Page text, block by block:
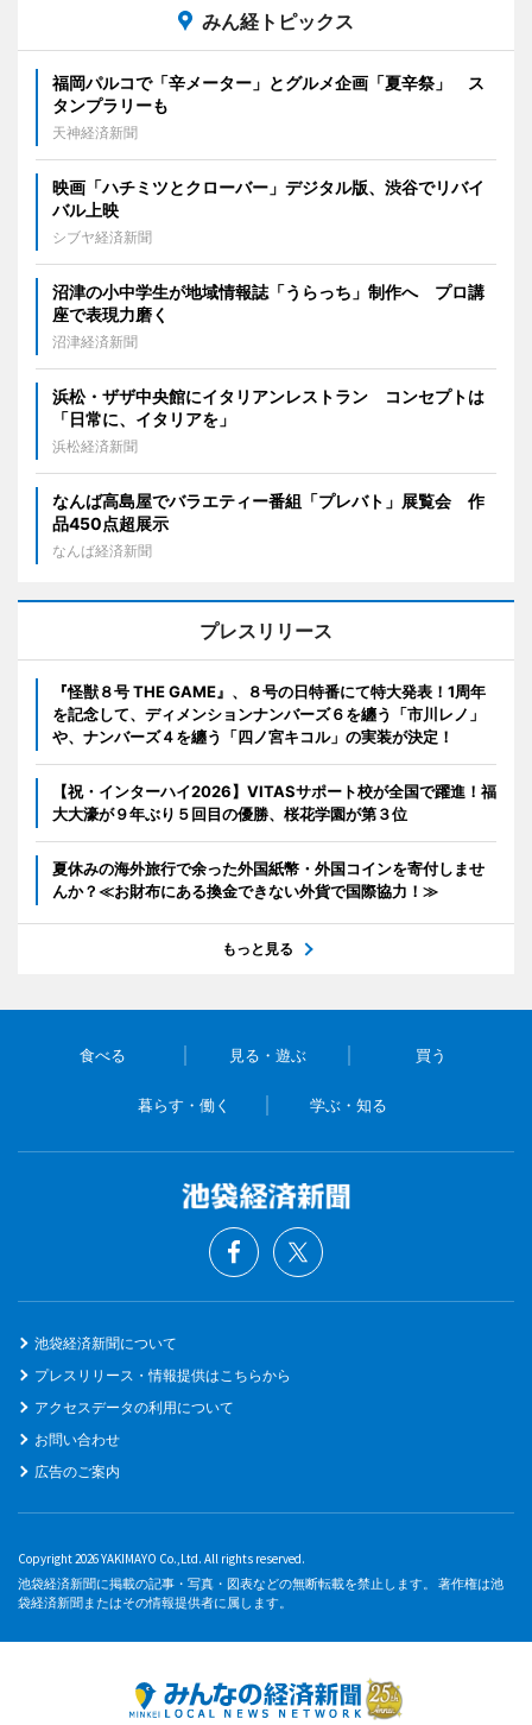
みん経トピックス
福岡パルコで「辛メーター」とグルメ企画「夏辛祭」 ス
タンプラリーも
天神経済新聞
映画「ハチミツとクローバー」デジタル版、渋谷でリバイ
バル上映
シブヤ経済新聞
沼津の小中学生が地域情報誌「うらっち」制作へ プロ講
座で表現力磨く
沼津経済新聞
浜松・ザザ中央館にイタリアンレストラン コンセプトは
「日常に、イタリアを」
浜松経済新聞
なんば高島屋でバラエティー番組「プレバト」展覧会 作
品450点超展示
なんば経済新聞
プレスリリース
『怪獣８号 THE GAME』、８号の日特番にて特大発表！1周年
を記念して、ディメンションナンバーズ６を纏う「市川レノ」
や、ナンバーズ４を纏う「四ノ宮キコル」の実装が決定！
【祝・インターハイ2026】VITASサポート校が全国で躍進！福
大大濠が９年ぶり５回目の優勝、桜花学園が第３位
夏休みの海外旅行で余った外国紙幣・外国コインを寄付しませ
んか？≪お財布にある換金できない外貨で国際協力！≫
もっと見る
食べる 見る・遊ぶ 買う
暮らす・働く 学ぶ・知る
池袋経済新聞について
プレスリリース・情報提供はこちらから
アクセスデータの利用について
お問い合わせ
広告のご案内
Copyright 2026 YAKIMAYO Co.,Ltd. All rights reserved.
池袋経済新聞に掲載の記事・写真・図表などの無断転載を禁止します。 著作権は池
袋経済新聞またはその情報提供者に属します。